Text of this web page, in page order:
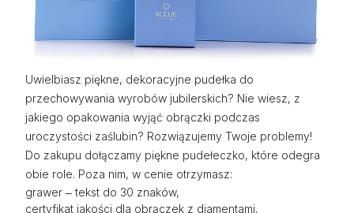
Uwielbiasz piękne, dekoracyjne pudełka do
przechowywania wyrobów jubilerskich? Nie wiesz, z
jakiego opakowania wyjąć obrączki podczas
uroczystości zaślubin? Rozwiązujemy Twoje problemy!
Do zakupu dołączamy piękne pudełeczko, które odegra
obie role. Poza nim, w cenie otrzymasz:
grawer ‒ tekst do 30 znaków,
certyfikat jakości dla obrączek z diamentami,